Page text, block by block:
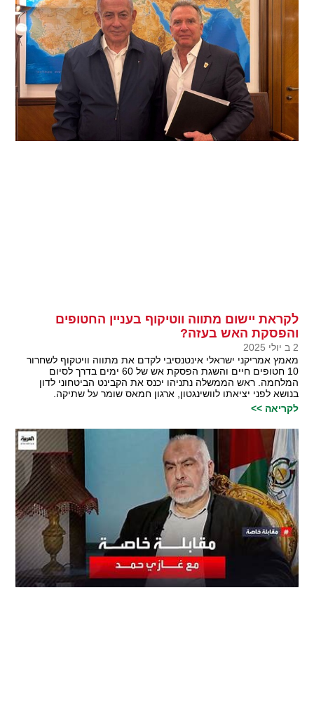
לקראת יישום מתווה ווטיקוף בעניין החטופים
והפסקת האש בעזה?
2 ב יולי 2025
מאמץ אמריקני ישראלי אינטנסיבי לקדם את מתווה וויטקוף לשחרור
10 חטופים חיים והשגת הפסקת אש של 60 ימים בדרך לסיום
המלחמה. ראש הממשלה נתניהו יכנס את הקבינט הביטחוני לדון
בנושא לפני יציאתו לוושינגטון, ארגון חמאס שומר על שתיקה.
לקריאה >>